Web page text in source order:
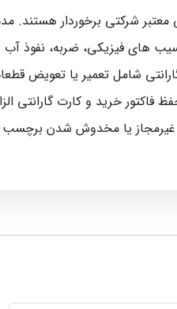
برخوردار هستند. مدت زمان گارانتی
های فیزیکی، ضربه، نفوذ
شامل تعمیر یا تعویض
فاکتور خرید و کارت گارانتی
غیرمجاز یا مخدوش شدن برچسب